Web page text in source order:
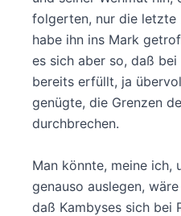
folgerten, nur die letzte
habe ihn ins Mark
es sich aber so, daß
bereits erfüllt, ja
genügte, die Grenzen
durchbrechen.
Man könnte, meine ich,
genauso auslegen,
daß Kambyses sich bei